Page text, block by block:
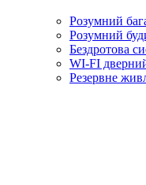
Розумний
Розумний
Бездротова
WI-FI
Резервне